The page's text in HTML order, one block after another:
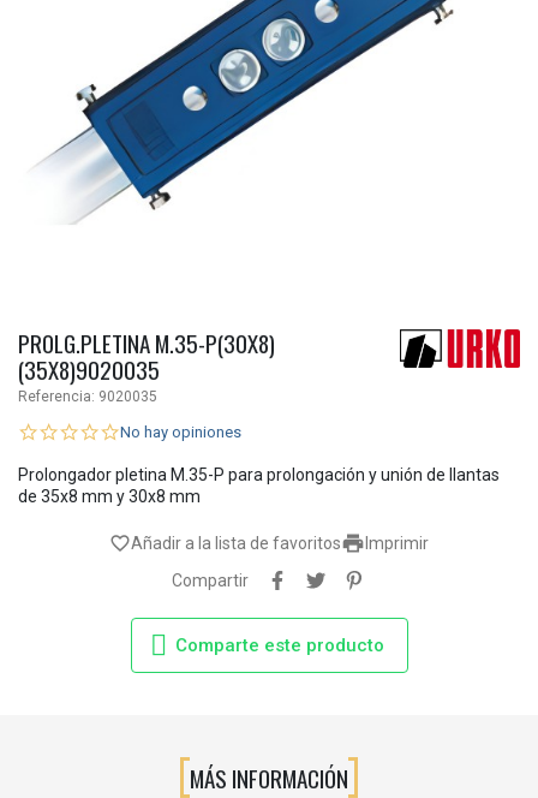
PROLG.PLETINA M.35-P(30X8)
(35X8)9020035
Referencia: 9020035
No hay opiniones
Prolongador pletina M.35-P para prolongación y unión de llantas
de 35x8 mm y 30x8 mm
 Imprimir
favorite_borderAñadir a la lista de favoritos
Compartir
Comparte este producto
MÁS INFORMACIÓN